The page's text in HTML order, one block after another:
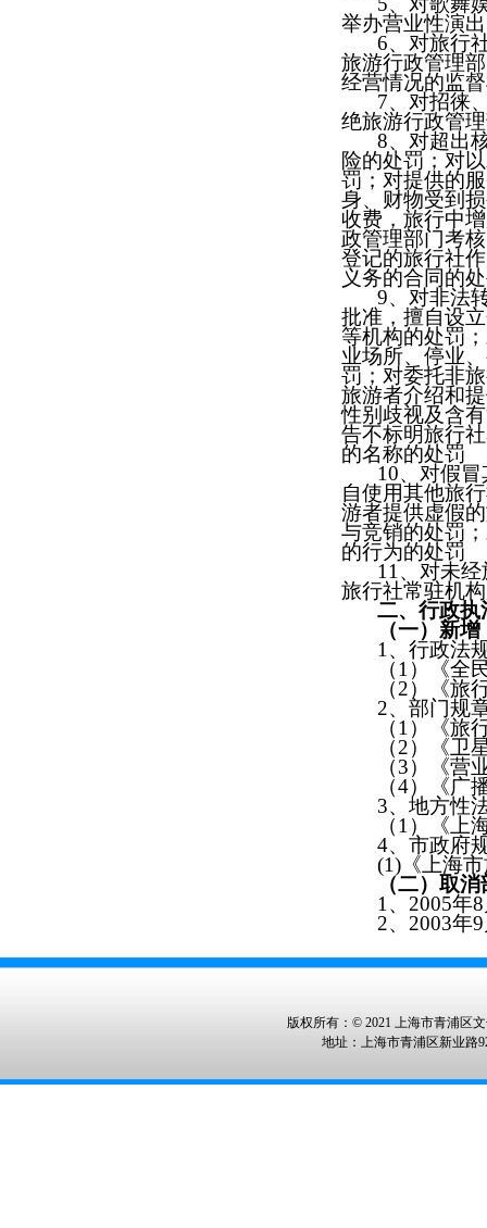
举办营业性演
6、对旅行
旅游行政管理
经营情况的监
7、对招徕
绝旅游行政管
8、对超出
险的处罚；对
罚；对提供的
身、财物受到
收费，旅行中
政管理部门考
登记的旅行社
义务的合同的
9、对非法
批准，擅自设
等机构的处罚
业场所、停业
罚；对委托非
旅游者介绍和
性别歧视及含
告不标明旅行
的名称的处罚
10、对假
自使用其他旅
游者提供虚假
与竞销的处罚
的行为的处罚
11 、对未
旅行社常驻机
二、行政执
（一）新增
1 、行政法
（1 ）《全
（2）《旅
2、 部门规
（1 ）《旅
（2）《卫
（3）《营
（4）《广
3、地方性
（1 ） 《 上
4、市政府
(1)《上海
（二）取
1 、 2005年8
2、 2003年9
版权所有：© 2021 上海市青浦区文
地址：上海市青浦区新业路